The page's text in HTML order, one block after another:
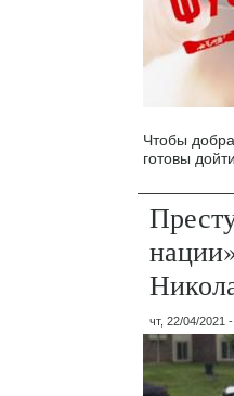
Чтобы
готовы
чт, 22/04/2021